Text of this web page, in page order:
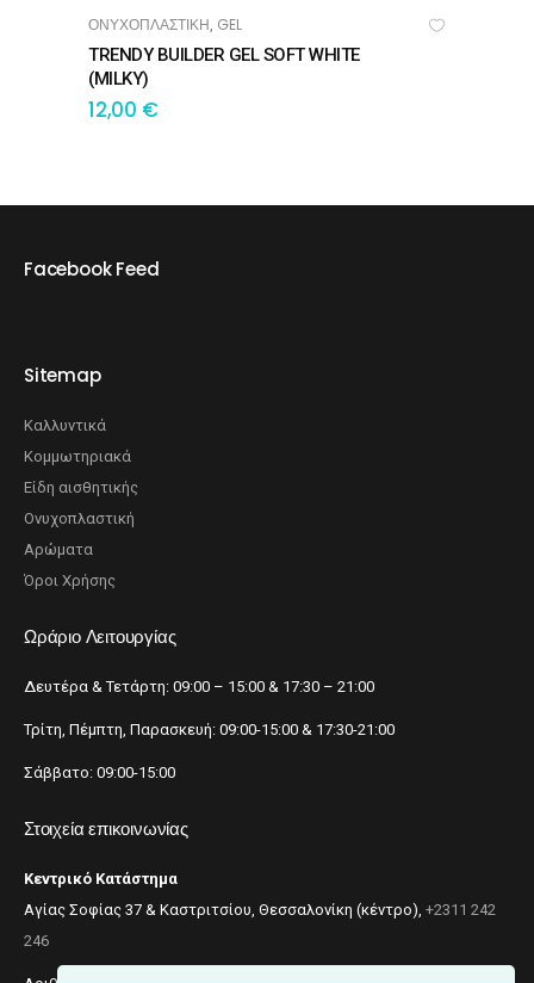
ΠΡΟΣΘΉΚΗ ΣΤΟ ΚΑΛΆΘΙ
ΟΝΥΧΟΠΛΑΣΤΙΚΗ, GEL
TRENDY BUILDER GEL SOFT WHITE
(MILKY)
12,00 €
Facebook Feed
Sitemap
Καλλυντικά
Κομμωτηριακά
Είδη αισθητικής
Ονυχοπλαστική
Αρώματα
Όροι Χρήσης
Ωράριο Λειτουργίας
Δευτέρα & Τετάρτη: 09:00 – 15:00 & 17:30 – 21:00
Τρίτη, Πέμπτη, Παρασκευή: 09:00-15:00 & 17:30-21:00
Σάββατο: 09:00-15:00
Στοιχεία επικοινωνίας
Κεντρικό Κατάστημα
Αγίας Σοφίας 37 & Καστριτσίου, Θεσσαλονίκη (κέντρο), +2311 242
246